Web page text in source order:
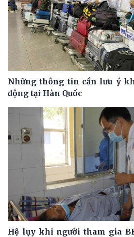
Những thông tin cần lưu ý
động tại Hàn Quốc
Hệ lụy khi người tham gia